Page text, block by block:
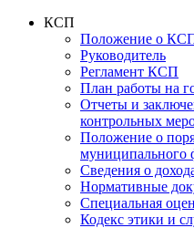
КСП
Положение о
Руководитель
Регламент КСП
План работы на
Отчеты и
контрольных
Положение о
муниципального
Сведения о
Нормативные
Специальная
Кодекс этики и